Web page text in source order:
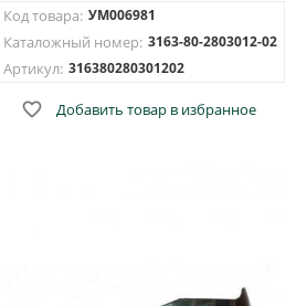
Код товара: УМ006981
Каталожный номер: 3163-80-2803012-02
Артикул: 316380280301202
 Добавить товар в избранное